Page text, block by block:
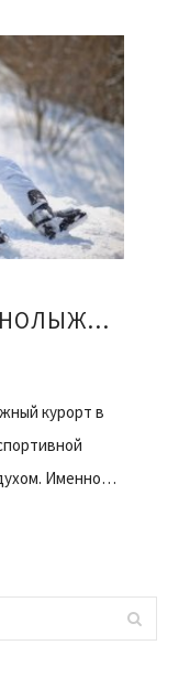
САМЫЙ ЛУЧШИЙ ГОРНОЛЫЖНЫЙ КУРОРТ
курорт в
Именно…